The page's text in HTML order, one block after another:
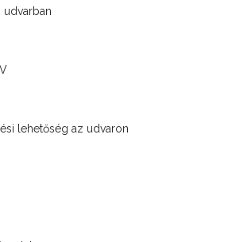
udvarban
lehetőség az udvaron